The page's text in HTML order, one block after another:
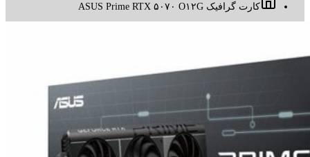
کارت گرافیک ASUS Prime RTX ۵۰۷۰ O۱۲G